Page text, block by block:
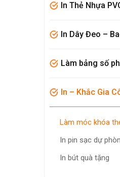
In Thẻ Nhựa
In Dây Đeo –
Làm bảng số
In – Khắc Gia
làm móc khóa
in pin sạc dự
in bút quà tặng